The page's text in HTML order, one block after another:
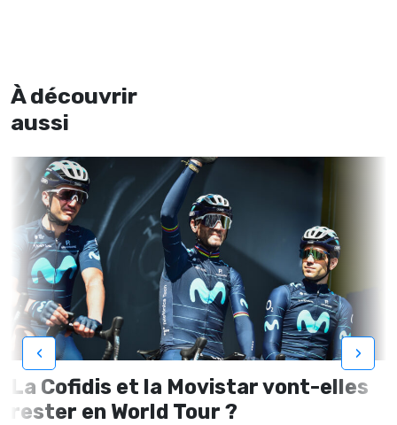
À découvrir
aussi
La Cofidis et la Movistar vont-elles
rester en World Tour ?
‹ ›